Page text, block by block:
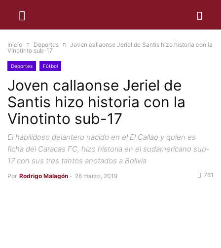
Inicio Deportes
Joven callaonse Jeriel de Santis hizo historia con la
Vinotinto sub-17
Deportes Fútbol
Joven callaonse Jeriel de
Santis hizo historia con la
Vinotinto sub-17
El habilidoso delantero nacido en el El Callao y quien es
ficha del Caracas FC, hizo historia en el sudamericano sub-
17 con sus tres tantos anotados a Bolivia
Por Rodrigo Malagón - 26 marzo, 2019 761